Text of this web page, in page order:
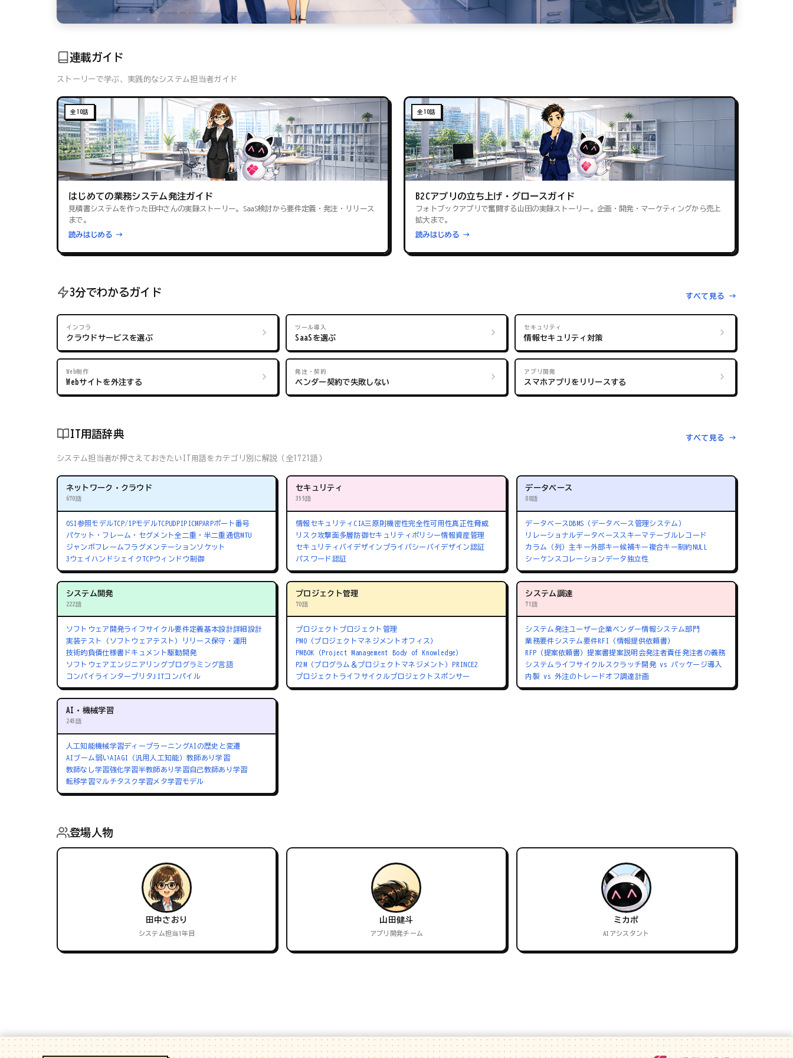
連載ガイド
ストーリーで学ぶ、実践的なシステム担当者ガイド
全10話
はじめての業務システム発注ガイド
見積書システムを作った田中さんの実録ストーリー。SaaS検討から要件定義・発注・リリース
まで。
読みはじめる →
全10話
B2Cアプリの立ち上げ・グロースガイド
フォトブックアプリで奮闘する山田の実録ストーリー。企画・開発・マーケティングから売上
拡大まで。
読みはじめる →
3分でわかるガイド すべて見る →
インフラ
クラウドサービスを選ぶ
ツール導入
SaaSを選ぶ
セキュリティ
情報セキュリティ対策
Web制作
Webサイトを外注する
発注・契約
ベンダー契約で失敗しない
アプリ開発
スマホアプリをリリースする
IT用語辞典 すべて見る →
システム担当者が押さえておきたいIT用語をカテゴリ別に解説（全1721語）
ネットワーク・クラウド
670語
OSI参照モデルTCP/IPモデルTCPUDPIPICMPARPポート番号
パケット・フレーム・セグメント全二重・半二重通信MTU
ジャンボフレーム フラグメンテーションソケット
3ウェイハンドシェイクTCPウィンドウ制御
セキュリティ
355語
情報セキュリティ CIA三原則機密性完全性可用性真正性脅威
リスク攻撃面多層防御セキュリティポリシー情報資産管理
セキュリティバイデザイン プライバシーバイデザイン認証
パスワード認証
データベース
88語
データベースDBMS（データベース管理システム）
リレーショナルデータベース スキーマ テーブルレコード
カラム（列）主キー外部キー候補キー複合キー制約NULL
シーケンス コレーションデータ独立性
システム開発
222語
ソフトウェア開発ライフサイクル要件定義基本設計詳細設計
実装テスト（ソフトウェアテスト） リリース保守・運用
技術的負債仕様書 ドキュメント駆動開発
ソフトウェアエンジニアリングプログラミング言語
コンパイラインタープリタ JITコンパイル
プロジェクト管理
70語
プロジェクト プロジェクト管理
PMO（プロジェクトマネジメントオフィス）
PMBOK（Project Management Body of Knowledge）
P2M（プログラム＆プロジェクトマネジメント）PRINCE2
プロジェクトライフサイクルプロジェクトスポンサー
システム調達
71語
システム発注ユーザー企業ベンダー情報システム部門
業務要件システム要件RFI（情報提供依頼書）
RFP（提案依頼書）提案書提案説明会発注者責任発注者の義務
システムライフサイクル スクラッチ開発 vs パッケージ導入
内製 vs 外注のトレードオフ調達計画
AI・機械学習
245語
人工知能機械学習ディープラーニングAIの歴史と変遷
AIブーム 弱いAIAGI（汎用人工知能）教師あり学習
教師なし学習強化学習半教師あり学習自己教師あり学習
転移学習マルチタスク学習メタ学習モデル
登場人物
田中さおり
システム担当1年目
山田健斗
アプリ開発チーム
ミカポ
AIアシスタント